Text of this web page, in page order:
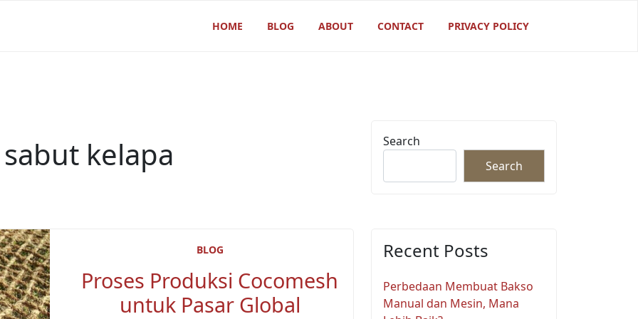
HOME BLOG ABOUT CONTACT PRIVACY POLICY
sabut kelapa
BLOG
Proses Produksi Cocomesh
untuk Pasar Global
Search
Search
Recent Posts
Perbedaan Membuat Bakso
Manual dan Mesin, Mana